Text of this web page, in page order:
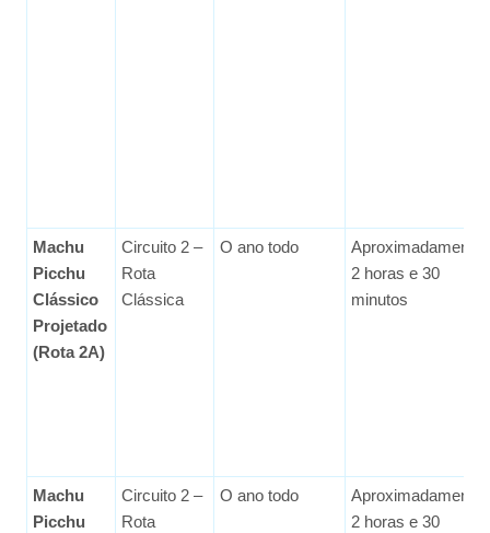
Machu
Picchu
Clássico
Projetado
(Rota 2A)
Circuito 2 –
Rota
Clássica
O ano todo
Aproximadamente
2 horas e 30
minutos
Machu
Picchu
Circuito 2 –
Rota
O ano todo
Aproximadamente
2 horas e 30